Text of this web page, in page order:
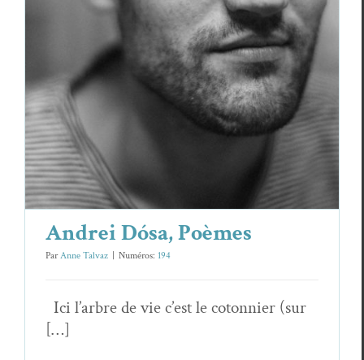
Essais & Chroniques
Andrei Dósa, Poèmes
ParAnne Talvaz Numéros: 194
Ici l’arbre de vie c’est le coton­nier (sur
[…]